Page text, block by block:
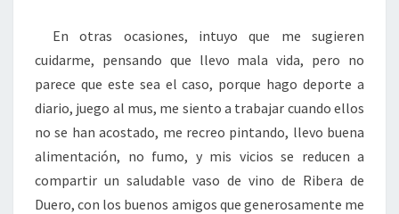
En otras ocasiones, intuyo que me sugieren
cuidarme, pensando que llevo mala vida, pero no
parece que este sea el caso, porque hago deporte a
diario, juego al mus, me siento a trabajar cuando ellos
no se han acostado, me recreo pintando, llevo buena
alimentación, no fumo, y mis vicios se reducen a
compartir un saludable vaso de vino de Ribera de
Duero, con los buenos amigos que generosamente me